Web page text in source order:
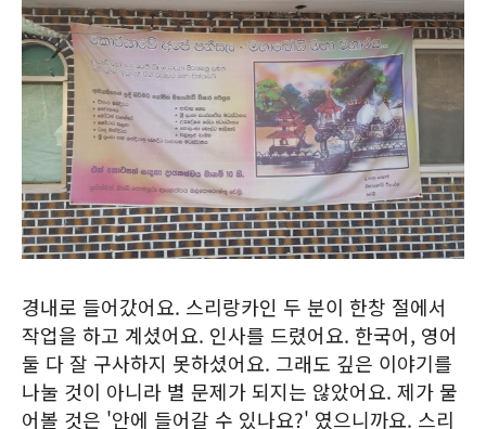
경내로 들어갔어요. 스리랑카인 두 분이 한창 절에서
작업을 하고 계셨어요. 인사를 드렸어요. 한국어, 영어
둘 다 잘 구사하지 못하셨어요. 그래도 깊은 이야기를
나눌 것이 아니라 별 문제가 되지는 않았어요. 제가 물
어볼 것은 '안에 들어갈 수 있나요?' 였으니까요. 스리